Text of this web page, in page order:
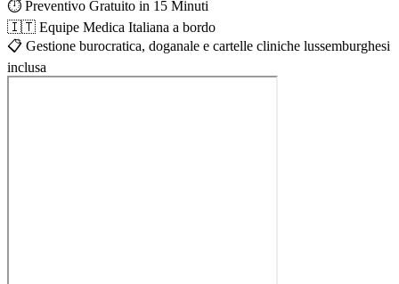
⏱️ Preventivo Gratuito in 15 Minuti
🇮🇹 Equipe Medica Italiana a bordo
📋 Gestione burocratica, doganale e cartelle cliniche lussemburghesi
inclusa